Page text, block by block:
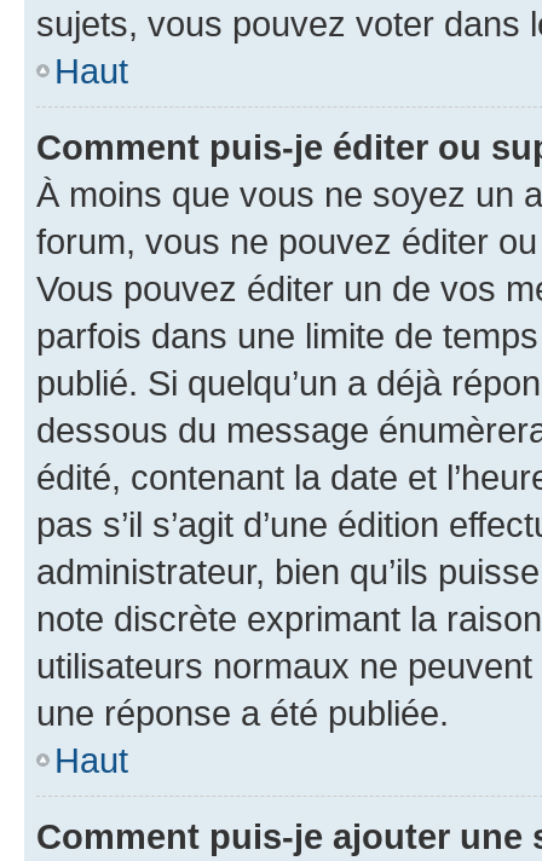
sujets, vous pouvez voter dans
Haut
Comment puis-je éditer ou
À moins que vous ne soyez un
forum, vous ne pouvez éditer
Vous pouvez éditer un de vos
parfois dans une limite de
publié. Si quelqu’un a déjà
dessous du message
édité, contenant la date et
pas s’il s’agit d’une édition
administrateur, bien qu’ils
note discrète exprimant la
utilisateurs normaux ne
une réponse a été publiée.
Haut
Comment puis-je ajouter une